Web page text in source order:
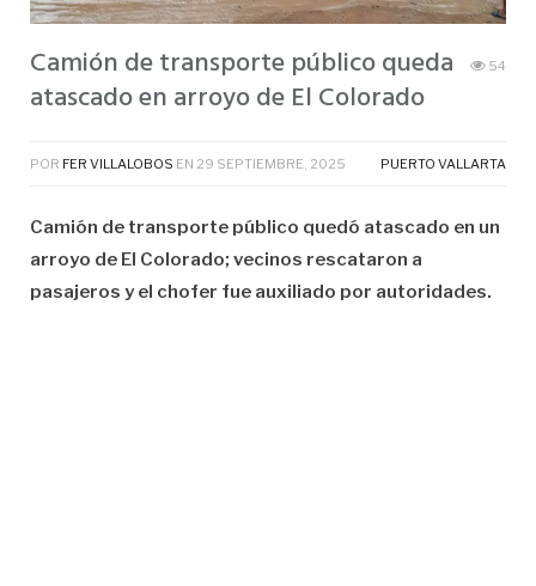
Camión de transporte público queda
atascado en arroyo de El Colorado
54
POR FER VILLALOBOS EN 29 SEPTIEMBRE, 2025 PUERTO VALLARTA
Camión de transporte público quedó atascado en un
arroyo de El Colorado; vecinos rescataron a
pasajeros y el chofer fue auxiliado por autoridades.